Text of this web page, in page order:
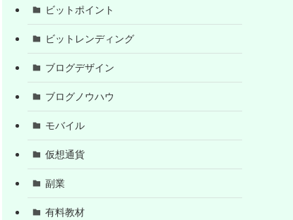
ビットポイント
ビットレンディング
ブログデザイン
ブログノウハウ
モバイル
仮想通貨
副業
有料教材